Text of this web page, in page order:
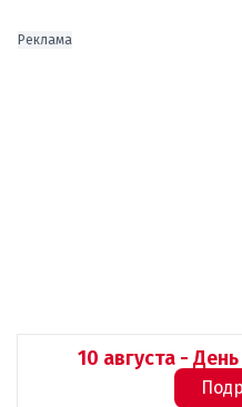
Реклама
10 августа -